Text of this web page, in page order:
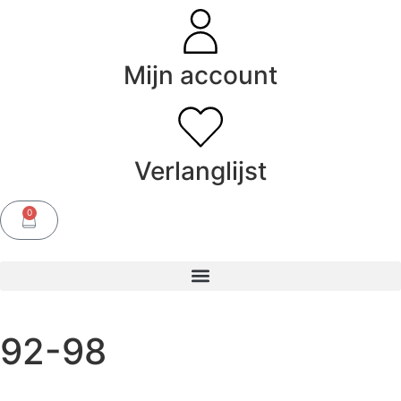
Mijn account
Verlanglijst
0
92-98